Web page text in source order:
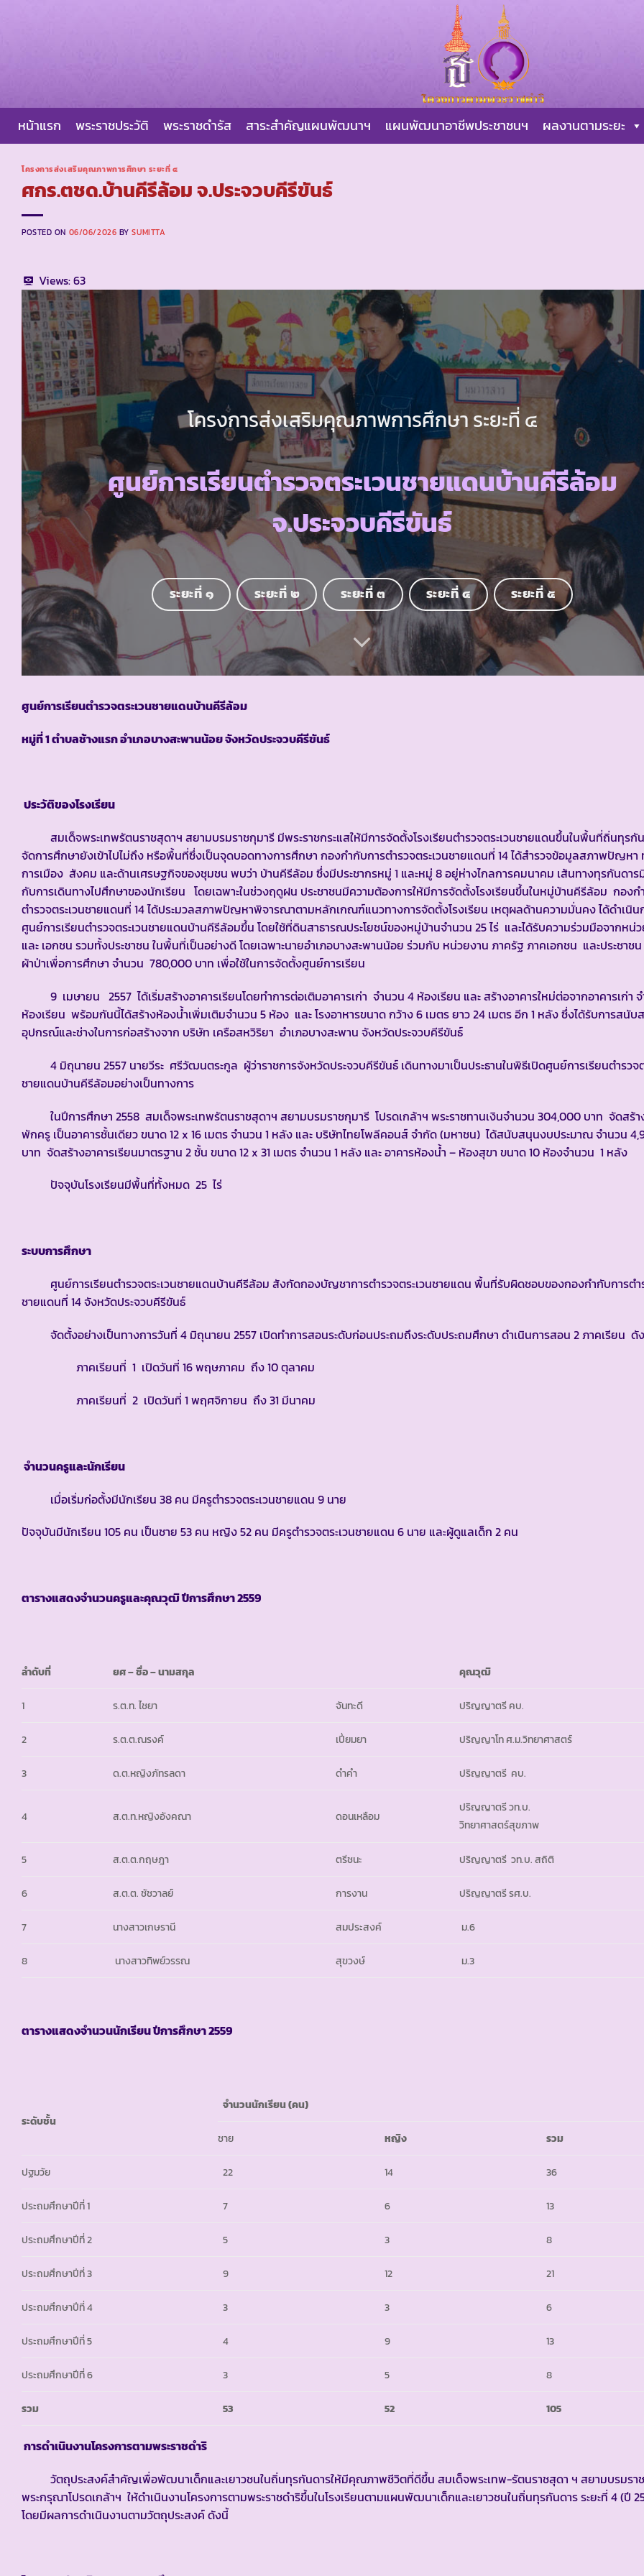
หน้าแรก พระราชประวัติ พระราชดำรัส สาระสำคัญแผนพัฒนาฯ แผนพัฒนาอาชีพประชาชนฯ ผลงานตามระยะ
โครงการส่งเสริมคุณภาพการศึกษา ระยะที่ ๔
ศกร.ตชด.บ้านคีรีล้อม จ.ประจวบคีรีขันธ์
POSTED ON 06/06/2026 BYSUMITTA
Views:63
โครงการส่งเสริมคุณภาพการศึกษา ระยะที่ ๔
ศูนย์การเรียนตำรวจตระเวนชายแดนบ้านคีรีล้อม
จ.ประจวบคีรีขันธ์
ระยะที่ ๑ ระยะที่ ๒ ระยะที่ ๓ ระยะที่ ๔ ระยะที่ ๕
ศูนย์การเรียนตำรวจตระเวนชายแดนบ้านคีรีล้อม
หมู่ที่ 1 ตำบลช้างแรก อำเภอบางสะพานน้อย จังหวัดประจวบคีรีขันธ์
ประวัติของโรงเรียน
สมเด็จพระเทพรัตนราชสุดาฯ สยามบรมราชกุมารี มีพระราชกระแสให้มีการจัดตั้งโรงเรียนตำรวจตระเวนชายแดนขึ้นในพื้นที่ถิ่นทุรกั
จัดการศึกษายังเข้าไปไม่ถึง หรือพื้นที่ซึ่งเป็นจุดบอดทางการศึกษา กองกำกับการตำรวจตระเวนชายแดนที่ 14 ได้สำรวจข้อมูลสภาพปัญหา
การเมือง สังคม และด้านเศรษฐกิจของชุมชน พบว่า บ้านคีรีล้อม ซึ่งมีประชากรหมู่ 1 และหมู่ 8 อยู่ห่างไกลการคมนาคม เส้นทางทุรกันดา
กับการเดินทางไปศึกษาของนักเรียน โดยเฉพาะในช่วงฤดูฝน ประชาชนมีความต้องการให้มีการจัดตั้งโรงเรียนขึ้นในหมู่บ้านคีรีล้อม กองก
ตำรวจตระเวนชายแดนที่ 14 ได้ประมวลสภาพปัญหาพิจารณาตามหลักเกณฑ์แนวทางการจัดตั้งโรงเรียน เหตุผลด้านความมั่นคง ได้ดำเนิ
ศูนย์การเรียนตำรวจตระเวนชายแดนบ้านคีรีล้อมขึ้น โดยใช้ที่ดินสาธารณประโยชน์ของหมู่บ้านจำนวน 25 ไร่ และได้รับความร่วมมือจากหน่
และ เอกชน รวมทั้งประชาชน ในพื้นที่เป็นอย่างดี โดยเฉพาะนายอำเภอบางสะพานน้อย ร่วมกับ หน่วยงาน ภาครัฐ ภาคเอกชน และประชาช
ผ้าป่าเพื่อการศึกษา จำนวน 780,000 บาท เพื่อใช้ในการจัดตั้งศูนย์การเรียน
9 เมษายน 2557 ได้เริ่มสร้างอาคารเรียนโดยทำการต่อเติมอาคารเก่า จำนวน 4 ห้องเรียน และ สร้างอาคารใหม่ต่อจากอาคารเก่า
ห้องเรียน พร้อมกันนี้ได้สร้างห้องน้ำเพิ่มเติมจำนวน 5 ห้อง และ โรงอาหารขนาด กว้าง 6 เมตร ยาว 24 เมตร อีก 1 หลัง ซึ่งได้รับการสนั
อุปกรณ์และช่างในการก่อสร้างจาก บริษัท เครือสหวิริยา อำเภอบางสะพาน จังหวัดประจวบคีรีขันธ์
4 มิถุนายน 2557 นายวีระ ศรีวัฒนตระกูล ผู้ว่าราชการจังหวัดประจวบคีรีขันธ์ เดินทางมาเป็นประธานในพิธีเปิดศูนย์การเรียนตำรวจต
ชายแดนบ้านคีรีล้อมอย่างเป็นทางการ
ในปีการศึกษา 2558 สมเด็จพระเทพรัตนราชสุดาฯ สยามบรมราชกุมารี โปรดเกล้าฯ พระราชทานเงินจำนวน 304,000 บาท จัดสร้า
พักครู เป็นอาคารชั้นเดียว ขนาด 12 x 16 เมตร จำนวน 1 หลัง และ บริษัทไทยโพลีคอนส์ จำกัด (มหาชน) ได้สนับสนุนงบประมาณ จำนวน
บาท จัดสร้างอาคารเรียนมาตรฐาน 2 ชั้น ขนาด 12 x 31 เมตร จำนวน 1 หลัง และ อาคารห้องน้ำ – ห้องสุขา ขนาด 10 ห้องจำนวน
ปัจจุบันโรงเรียนมีพื้นที่ทั้งหมด 25 ไร่
ระบบการศึกษา
ศูนย์การเรียนตำรวจตระเวนชายแดนบ้านคีรีล้อม สังกัดกองบัญชาการตำรวจตระเวนชายแดน พื้นที่รับผิดชอบของกองกำกับการตำร
ชายแดนที่ 14 จังหวัดประจวบคีรีขันธ์
จัดตั้งอย่างเป็นทางการวันที่ 4 มิถุนายน 2557 เปิดทำการสอนระดับก่อนประถมถึงระดับประถมศึกษา ดำเนินการสอน 2 ภาคเรียน ดั
ภาคเรียนที่ 1 เปิดวันที่ 16 พฤษภาคม ถึง 10 ตุลาคม
ภาคเรียนที่ 2 เปิดวันที่ 1 พฤศจิกายน ถึง 31 มีนาคม
จำนวนครูและนักเรียน
เมื่อเริ่มก่อตั้งมีนักเรียน 38 คน มีครูตำรวจตระเวนชายแดน 9 นาย
ปัจจุบันมีนักเรียน 105 คน เป็นชาย 53 คน หญิง 52 คน มีครูตำรวจตระเวนชายแดน 6 นาย และผู้ดูแลเด็ก 2 คน
ตารางแสดงจำนวนครูและคุณวุฒิ ปีการศึกษา2559
ลำดับที่ ยศ– ชื่อ – นามสกุล คุณวุฒิ
1 ร.ต.ท. ไชยา จันทะดี ปริญญาตรี คบ.
2 ร.ต.ต.ณรงค์ เปี่ยมยา ปริญญาโท ศ.ม.วิทยาศาสตร์
3 ด.ต.หญิงภัทรลดา ดำคำ ปริญญาตรี คบ.
4 ส.ต.ท.หญิงอังคณา ดอนเหลือม
ปริญญาตรี วท.บ.
วิทยาศาสตร์สุขภาพ
5 ส.ต.ต.กฤษฎา ตรีชนะ ปริญญาตรี วท.บ. สถิติ
6 ส.ต.ต. ชัชวาลย์ การงาน ปริญญาตรี รศ.บ.
7 นางสาวเกษรานี สมประสงค์ ม.6
8 นางสาวทิพย์วรรณ สุขวงษ์ ม.3
ตารางแสดงจำนวนนักเรียน ปีการศึกษา2559
ระดับชั้น
จำนวนนักเรียน(คน)
ชาย หญิง รวม
ปฐมวัย 22 14 36
ประถมศึกษาปีที่ 1 7 6 13
ประถมศึกษาปีที่ 2 5 3 8
ประถมศึกษาปีที่ 3 9 12 21
ประถมศึกษาปีที่ 4 3 3 6
ประถมศึกษาปีที่ 5 4 9 13
ประถมศึกษาปีที่ 6 3 5 8
รวม 53 52 105
การดำเนินงานโครงการตามพระราชดำริ
วัตถุประสงค์สำคัญเพื่อพัฒนาเด็กและเยาวชนในถิ่นทุรกันดารให้มีคุณภาพชีวิตที่ดีขึ้น สมเด็จพระเทพ-รัตนราชสุดา ฯ สยามบรมรา
พระกรุณาโปรดเกล้าฯ ให้ดำเนินงานโครงการตามพระราชดำริขึ้นในโรงเรียนตามแผนพัฒนาเด็กและเยาวชนในถิ่นทุรกันดาร ระยะที่ 4 (ปี
โดยมีผลการดำเนินงานตามวัตถุประสงค์ ดังนี้